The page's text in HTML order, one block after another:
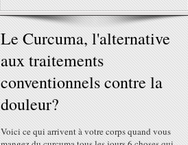
Le Curcuma, l'alternative
aux traitements
conventionnels contre la
douleur?
Voici ce qui arrivent à votre corps quand vous